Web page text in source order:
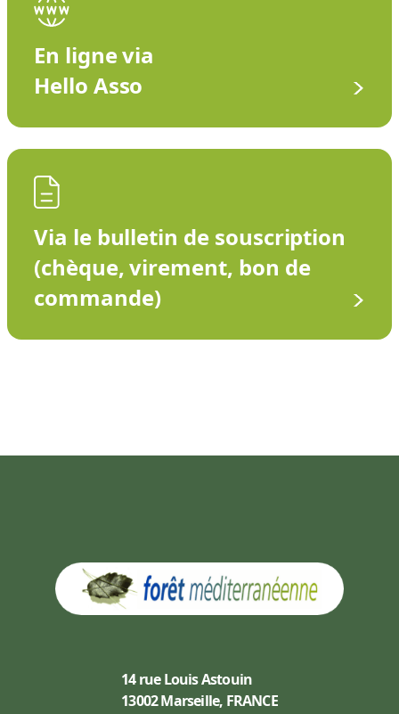
En ligne via
Hello Asso
Via le bulletin de souscription
(chèque, virement, bon de
commande)
14 rue Louis Astouin
13002 Marseille, FRANCE